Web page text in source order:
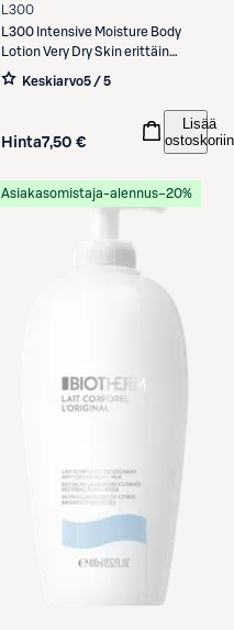
L300
L300 Intensive Moisture Body
Lotion Very Dry Skin erittäin
kuivan ihon vartalovoide 400ml
Keskiarvo5 / 5
Hinta7,50 €
Lisää
ostoskoriin
Asiakasomistaja-alennus−20%